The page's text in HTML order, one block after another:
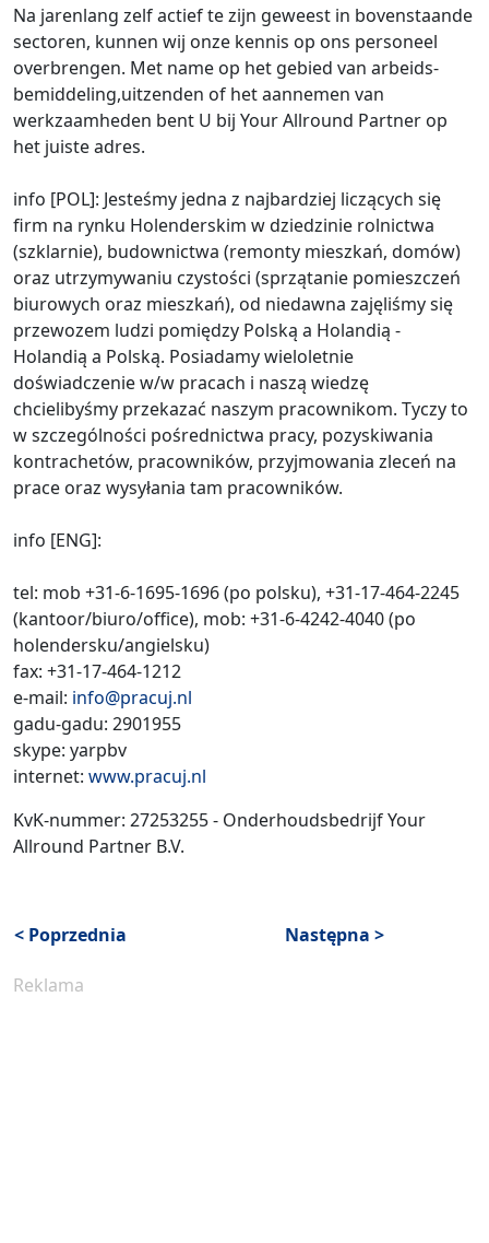
Na jarenlang zelf actief te zijn geweest in bovenstaande
sectoren, kunnen wij onze kennis op ons personeel
overbrengen. Met name op het gebied van arbeids-
bemiddeling,uitzenden of het aannemen van
werkzaamheden bent U bij Your Allround Partner op
het juiste adres.
info [POL]: Jesteśmy jedna z najbardziej liczących się
firm na rynku Holenderskim w dziedzinie rolnictwa
(szklarnie), budownictwa (remonty mieszkań, domów)
oraz utrzymywaniu czystości (sprzątanie pomieszczeń
biurowych oraz mieszkań), od niedawna zajęliśmy się
przewozem ludzi pomiędzy Polską a Holandią -
Holandią a Polską. Posiadamy wieloletnie
doświadczenie w/w pracach i naszą wiedzę
chcielibyśmy przekazać naszym pracownikom. Tyczy to
w szczególności pośrednictwa pracy, pozyskiwania
kontrachetów, pracowników, przyjmowania zleceń na
prace oraz wysyłania tam pracowników.
info [ENG]:
tel: mob +31-6-1695-1696 (po polsku), +31-17-464-2245
(kantoor/biuro/office), mob: +31-6-4242-4040 (po
holendersku/angielsku)
fax: +31-17-464-1212
e-mail: info@pracuj.nl
gadu-gadu: 2901955
skype: yarpbv
internet: www.pracuj.nl
KvK-nummer: 27253255 - Onderhoudsbedrijf Your
Allround Partner B.V.
< Poprzednia Następna >
Reklama